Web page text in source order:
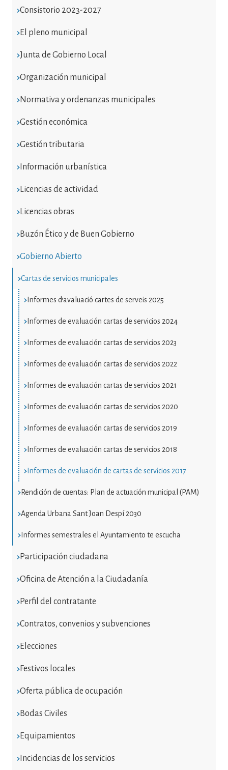
Consistorio 2023-2027
El pleno municipal
Junta de Gobierno Local
Organización municipal
Normativa y ordenanzas municipales
Gestión económica
Gestión tributaria
Información urbanística
Licencias de actividad
Licencias obras
Buzón Ético y de Buen Gobierno
Gobierno Abierto
Cartas de servicios municipales
Informes d'avaluació cartes de serveis 2025
Informes de evaluación cartas de servicios 2024
Informes de evaluación cartas de servicios 2023
Informes de evaluación cartas de servicios 2022
Informes de evaluación cartas de servicios 2021
Informes de evaluación cartas de servicios 2020
Informes de evaluación cartas de servicios 2019
Informes de evaluación cartas de servicios 2018
Informes de evaluación de cartas de servicios 2017
Rendición de cuentas: Plan de actuación municipal (PAM)
Agenda Urbana Sant Joan Despí 2030
Informes semestrales el Ayuntamiento te escucha
Participación ciudadana
Oficina de Atención a la Ciudadanía
Perfil del contratante
Contratos, convenios y subvenciones
Elecciones
Festivos locales
Oferta pública de ocupación
Bodas Civiles
Equipamientos
Incidencias de los servicios